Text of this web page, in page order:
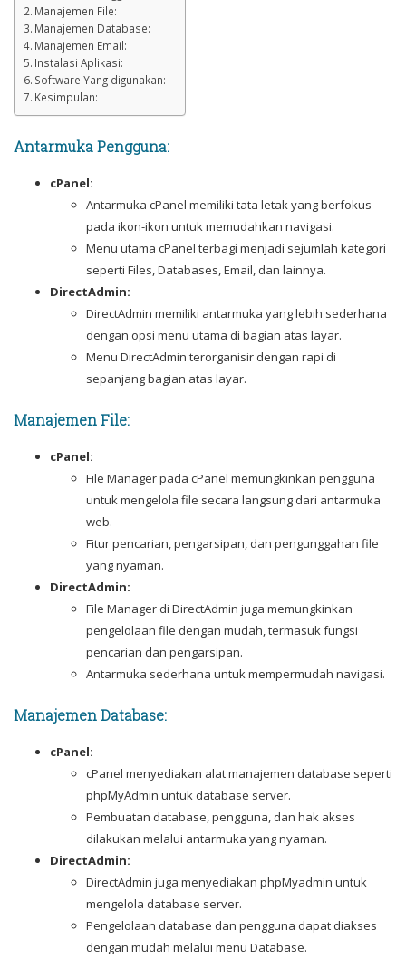
Manajemen File:
Manajemen Database:
Manajemen Email:
Instalasi Aplikasi:
Software Yang digunakan:
Kesimpulan:
Antarmuka Pengguna:
cPanel:
Antarmuka cPanel memiliki tata letak yang berfokus
pada ikon-ikon untuk memudahkan navigasi.
Menu utama cPanel terbagi menjadi sejumlah kategori
seperti Files, Databases, Email, dan lainnya.
DirectAdmin:
DirectAdmin memiliki antarmuka yang lebih sederhana
dengan opsi menu utama di bagian atas layar.
Menu DirectAdmin terorganisir dengan rapi di
sepanjang bagian atas layar.
Manajemen File:
cPanel:
File Manager pada cPanel memungkinkan pengguna
untuk mengelola file secara langsung dari antarmuka
web.
Fitur pencarian, pengarsipan, dan pengunggahan file
yang nyaman.
DirectAdmin:
File Manager di DirectAdmin juga memungkinkan
pengelolaan file dengan mudah, termasuk fungsi
pencarian dan pengarsipan.
Antarmuka sederhana untuk mempermudah navigasi.
Manajemen Database:
cPanel:
cPanel menyediakan alat manajemen database seperti
phpMyAdmin untuk database server.
Pembuatan database, pengguna, dan hak akses
dilakukan melalui antarmuka yang nyaman.
DirectAdmin:
DirectAdmin juga menyediakan phpMyadmin untuk
mengelola database server.
Pengelolaan database dan pengguna dapat diakses
dengan mudah melalui menu Database.